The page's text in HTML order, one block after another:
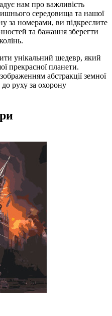
нам про важливість
середовища та нашої
за номерами, ви підкреслите
та бажання зберегти
унікальний шедевр, який
прекрасної планети.
абстракції земної
до руху за охорону